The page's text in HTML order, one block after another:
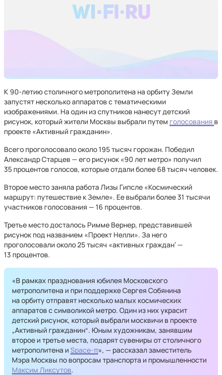
К 90-летию столичного метрополитена на орбиту Земли
запустят несколько аппаратов с тематическими
изображениями. На один из спутников нанесут детский
рисунок, который жители Москвы выбрали путем голосования в
проекте «Активный гражданин».
Всего проголосовало около 195 тысяч горожан. Победил
Александр Старцев — его рисунок «90 лет метро» получил
35 процентов голосов, которые отдали более 68 тысяч человек.
Второе место заняла работа Лизы Гипсле «Космический
маршрут: путешествие к Земле». Ее выбрали более 31 тысячи
участников голосования — 16 процентов.
Третье место досталось Римме Вернер, представившей
рисунок под названием «Проект Нелли». За него
проголосовали около 25 тысяч «активных граждан‘ —
13 процентов.
«В рамках празднования юбилея Московского
метрополитена и при поддержке Сергея Собянина
на орбиту отправят несколько малых космических
аппаратов с символикой метро. Один из них украсит
детский рисунок, который выбрали москвичи в проекте
„Активный гражданин“. Юным художникам, занявшим
второе и третье места, подарят сувениры от столичного
метрополитена иSpace-π», — рассказал заместитель
Мэра Москвы по вопросам транспорта и промышленности
Максим Ликсутов.